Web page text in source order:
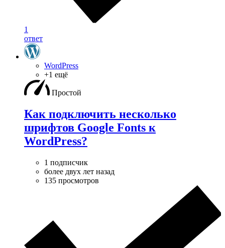
1
ответ
WordPress
+1 ещё
Простой
Как подключить несколько
шрифтов Google Fonts к
WordPress?
1 подписчик
более двух лет назад
135 просмотров